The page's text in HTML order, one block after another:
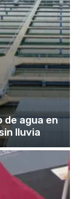
agua en
lluvia